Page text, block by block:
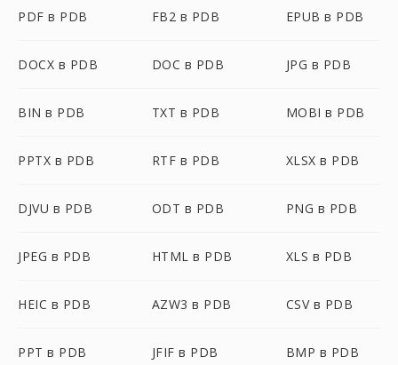
PDF в PDB FB2 в PDB EPUB в PDB
DOCX в PDB DOC в PDB JPG в PDB
BIN в PDB TXT в PDB MOBI в PDB
PPTX в PDB RTF в PDB XLSX в PDB
DJVU в PDB ODT в PDB PNG в PDB
JPEG в PDB HTML в PDB XLS в PDB
HEIC в PDB AZW3 в PDB CSV в PDB
PPT в PDB JFIF в PDB BMP в PDB